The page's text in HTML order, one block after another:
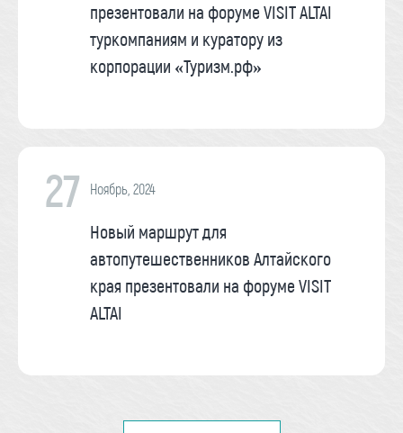
презентовали на форуме VISIT ALTAI
туркомпаниям и куратору из
корпорации «Туризм.рф»
27 Ноябрь, 2024
Новый маршрут для
автопутешественников Алтайского
края презентовали на форуме VISIT
ALTAI